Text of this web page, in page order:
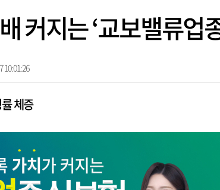
커지는 ‘교보밸류업
10:01:26
체증